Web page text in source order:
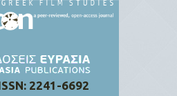
2241-6692